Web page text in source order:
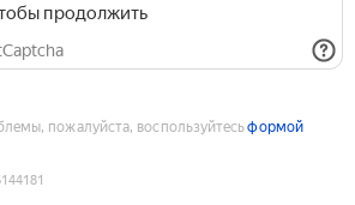
продолжить
пожалуйста, воспользуйтесьформой